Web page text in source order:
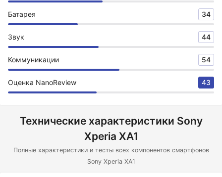
Батарея 34
Звук 44
Коммуникации 54
Оценка NanoReview 43
Технические характеристики Sony
Xperia XA1
Полные характеристики и тесты всех компонентов смартфонов
Sony Xperia XA1